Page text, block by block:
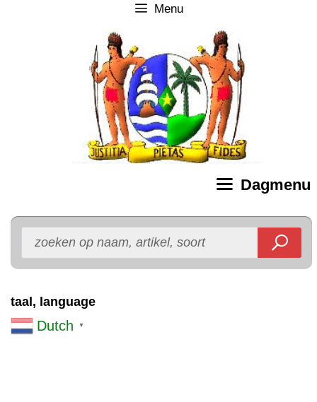
Menu
Dagmenu
taal, language
Dutch ▼